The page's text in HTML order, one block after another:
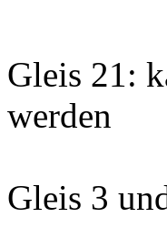
Gleis 21:
werden
Gleis 3